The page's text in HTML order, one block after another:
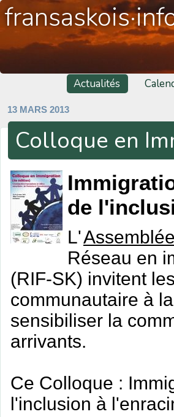
Actualités
13 MARS 2013
Colloque en
de
L'
Réseau en
(RIF-SK) invitent
communautaire à
sensibiliser la
arrivants.
Ce Colloque :
l'inclusion à